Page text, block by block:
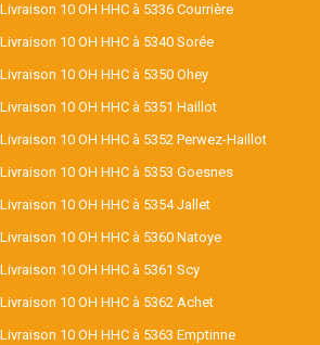
Livraison 10 OH HHC à 5336 Courrière
Livraison 10 OH HHC à 5340 Sorée
Livraison 10 OH HHC à 5350 Ohey
Livraison 10 OH HHC à 5351 Haillot
Livraison 10 OH HHC à 5352 Perwez-Haillot
Livraison 10 OH HHC à 5353 Goesnes
Livraison 10 OH HHC à 5354 Jallet
Livraison 10 OH HHC à 5360 Natoye
Livraison 10 OH HHC à 5361 Scy
Livraison 10 OH HHC à 5362 Achet
Livraison 10 OH HHC à 5363 Emptinne